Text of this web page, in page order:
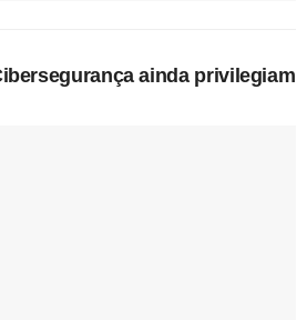
ainda privilegiam